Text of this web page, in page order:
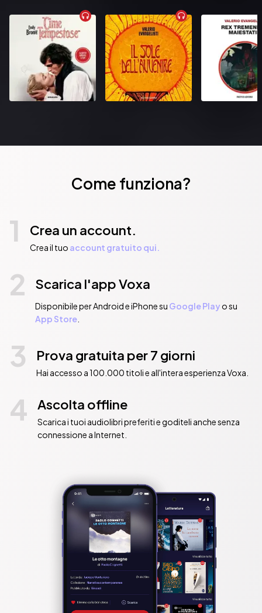
Come funziona?
1 Crea un account.
Crea il tuo account gratuito qui.
2 Scarica l'app Voxa
Disponibile per Android e iPhone su Google Playo su
App Store.
3 Prova gratuita per 7 giorni
Hai accesso a 100.000 titoli e all'intera esperienza Voxa.
4 Ascolta offline
Scarica i tuoi audiolibri preferiti e goditeli anche senza
connessione a Internet.